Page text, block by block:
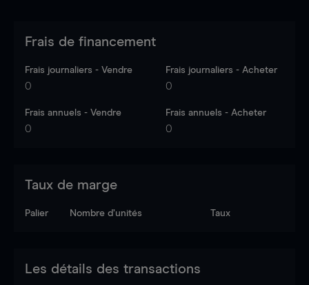
Frais de financement
Frais journaliers - Vendre
0
Frais journaliers - Acheter
0
Frais annuels - Vendre
0
Frais annuels - Acheter
0
Taux de marge
Palier Nombre d’unités Taux
Les détails des transactions